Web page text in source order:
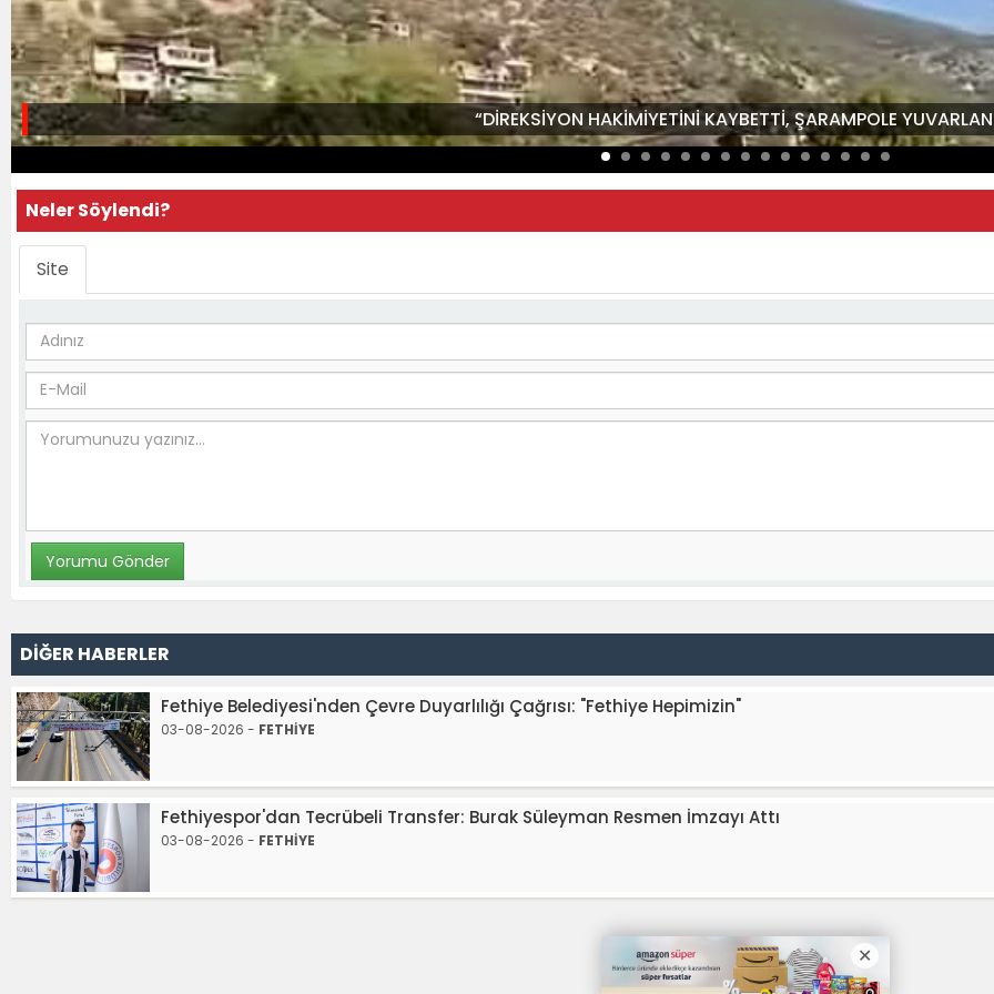
“DİREKSİYON HAKİMİYETİNİ KAYBETTİ, ŞARAMPOLE
Neler Söylendi?
Site
DİĞER HABERLER
Fethiye Belediyesi'nden Çevre Duyarlılığı Çağrısı: "Fethiye Hepimizin"
03-08-2026 - FETHİYE
Fethiyespor'dan Tecrübeli Transfer: Burak Süleyman Resmen İmzayı Attı
03-08-2026 - FETHİYE